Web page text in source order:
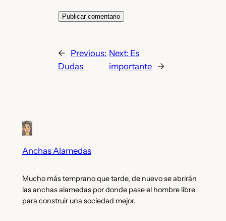
← Previous:
Dudas
Next: Es
importante
→
Anchas Alamedas
Mucho más temprano que tarde, de nuevo se abrirán
las anchas alamedas por donde pase el hombre libre
para construir una sociedad mejor.